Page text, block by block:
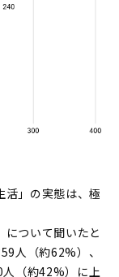
活」の実態は、極
について聞いたと
人（約62%）、
人（約42%）に上